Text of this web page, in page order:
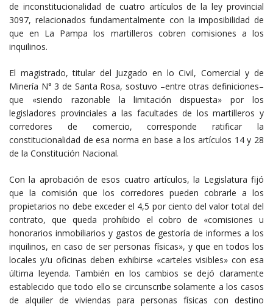
de inconstitucionalidad de cuatro artículos de la ley provincial
3097, relacionados fundamentalmente con la imposibilidad de
que en La Pampa los martilleros cobren comisiones a los
inquilinos.
El magistrado, titular del Juzgado en lo Civil, Comercial y de
Minería N° 3 de Santa Rosa, sostuvo –entre otras definiciones–
que «siendo razonable la limitación dispuesta» por los
legisladores provinciales a las facultades de los martilleros y
corredores de comercio, corresponde ratificar la
constitucionalidad de esa norma en base a los artículos 14 y 28
de la Constitución Nacional.
Con la aprobación de esos cuatro artículos, la Legislatura fijó
que la comisión que los corredores pueden cobrarle a los
propietarios no debe exceder el 4,5 por ciento del valor total del
contrato, que queda prohibido el cobro de «comisiones u
honorarios inmobiliarios y gastos de gestoría de informes a los
inquilinos, en caso de ser personas físicas», y que en todos los
locales y/u oficinas deben exhibirse «carteles visibles» con esa
última leyenda. También en los cambios se dejó claramente
establecido que todo ello se circunscribe solamente a los casos
de alquiler de viviendas para personas físicas con destino